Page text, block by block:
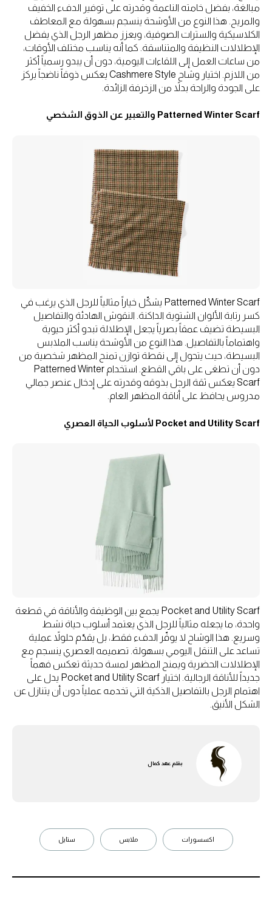
مبالغة، بفضل خامته الناعمة وقدرته على توفير الدفء الخفيف
والمريح. هذا النوع من الأوشحة ينسجم بسهولة مع المعاطف
الكلاسيكية والسترات الصوفية، ويعزز مظهر الرجل الذي يفضل
الإطلالات النظيفة والمتناسقة. كما أنه يناسب مختلف الأوقات،
من ساعات العمل إلى اللقاءات اليومية، دون أن يبدو رسمياً أكثر
من اللازم. اختيار وشاح Cashmere Style يعكس ذوقاً ناضجاً يركز
على الجودة والراحة بدلاً من الزخرفة الزائدة.
Patterned Winter Scarf والتعبير عن الذوق الشخصي
Patterned Winter Scarf يشكّل خياراً مثالياً للرجل الذي يرغب في
كسر رتابة الألوان الشتوية الداكنة. النقوش الهادئة والتفاصيل
البسيطة تضيف عمقاً بصرياً يجعل الإطلالة تبدو أكثر حيوية
واهتماماً بالتفاصيل. هذا النوع من الأوشحة يناسب الملابس
البسيطة، حيث يتحول إلى نقطة توازن تمنح المظهر شخصية من
دون أن تطغى على باقي القطع. استخدام Patterned Winter
Scarf يعكس ثقة الرجل بذوقه وقدرته على إدخال عنصر جمالي
مدروس يحافظ على أناقة المظهر العام.
Pocket and Utility Scarf لأسلوب الحياة العصري
Pocket and Utility Scarf يجمع بين الوظيفة والأناقة في قطعة
واحدة، ما يجعله مثالياً للرجل الذي يعتمد أسلوب حياة نشط
وسريع. هذا الوشاح لا يوفّر الدفء فقط، بل يقدّم حلولاً عملية
تساعد على التنقل اليومي بسهولة. تصميمه العصري ينسجم مع
الإطلالات الحضرية ويمنح المظهر لمسة حديثة تعكس فهماً
جديداً للأناقة الرجالية. اختيار Pocket and Utility Scarf يدل على
اهتمام الرجل بالتفاصيل الذكية التي تخدمه عملياً دون أن يتنازل عن
الشكل الأنيق.
بقلم عهد كمال
اكسسورات ملابس ستايل